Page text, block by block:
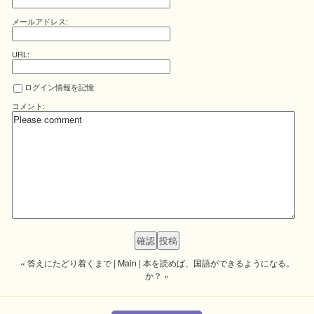
メールアドレス:
URL:
ログイン情報を記憶
コメント:
« 答えにたどり着くまで| Main | 本を読めば、国語ができるようになる。
か？ »